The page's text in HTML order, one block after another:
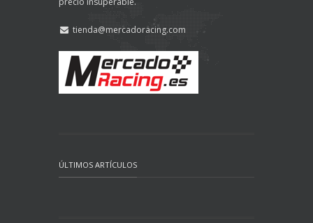
tienda@mercadoracing.com
ÚLTIMOS ARTÍCULOS